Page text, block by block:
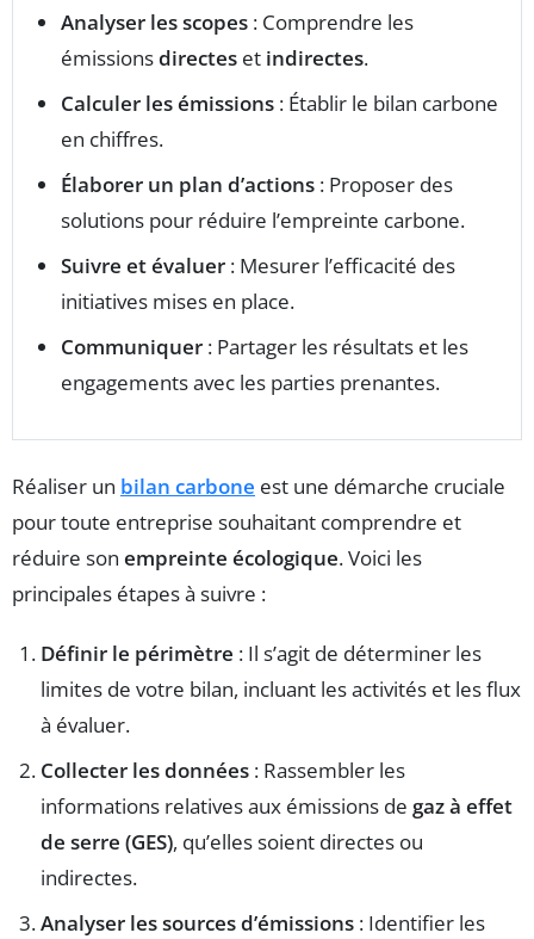
Analyser les scopes : Comprendre les
émissionsdirectes et indirectes.
Calculer les émissions : Établir le bilan carbone
en chiffres.
Élaborer un plan d’actions : Proposer des
solutions pour réduire l’empreinte carbone.
Suivre et évaluer : Mesurer l’efficacité des
initiatives mises en place.
Communiquer : Partager les résultats et les
engagements avec les parties prenantes.
Réaliser un bilan carbone est une démarche cruciale
pour toute entreprise souhaitant comprendre et
réduire son empreinte écologique. Voici les
principales étapes à suivre :
Définir le périmètre : Il s’agit de déterminer les
limites de votre bilan, incluant les activités et les flux
à évaluer.
Collecter les données : Rassembler les
informations relatives aux émissions de gaz à effet
de serre (GES), qu’elles soient directes ou
indirectes.
Analyser les sources d’émissions : Identifier les